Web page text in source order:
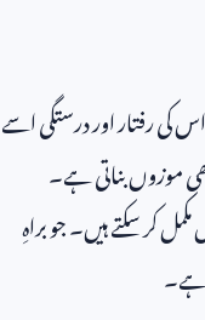
رفتار اور درستگی اسے
موزوں بناتی ہے۔
کر سکتے ہیں۔ جو براہِ
ہے۔